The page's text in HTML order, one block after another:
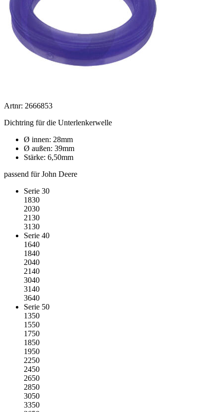
Artnr: 2666853
Dichtring für die Unterlenkerwelle
Ø innen: 28mm
Ø außen: 39mm
Stärke: 6,50mm
passend für John Deere
Serie 30
1830
2030
2130
3130
Serie 40
1640
1840
2040
2140
3040
3140
3640
Serie 50
1350
1550
1750
1850
1950
2250
2450
2650
2850
3050
3350